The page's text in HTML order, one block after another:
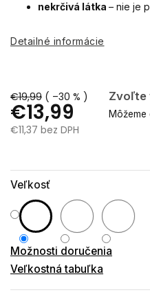
€19,99 ( –30 % )
€13,99
Zvoľte
€11,37 bez DPH
Veľkosť
Možnosti doručenia
Veľkostná tabuľka
nekrčivá látka – nie je
Detailné informácie